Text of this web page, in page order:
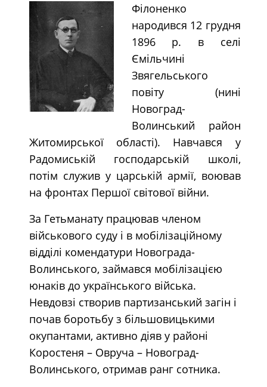
Філоненко
народився 12 грудня
1896 р. в селі
Ємільчині
Звягельського
повіту (нині
Новоград-
Волинський район
Житомирської області). Навчався у
Радомиській господарській школі,
потім служив у царській армії, воював
на фронтах Першої світової війни.
За Гетьманату працював членом
військового суду і в мобілізаційному
відділі комендатури Новограда-
Волинського, займався мобілізацією
юнаків до українського війська.
Невдовзі створив партизанський загін і
почав боротьбу з більшовицькими
окупантами, активно діяв у районі
Коростеня – Овруча – Новоград-
Волинського, отримав ранг сотника.